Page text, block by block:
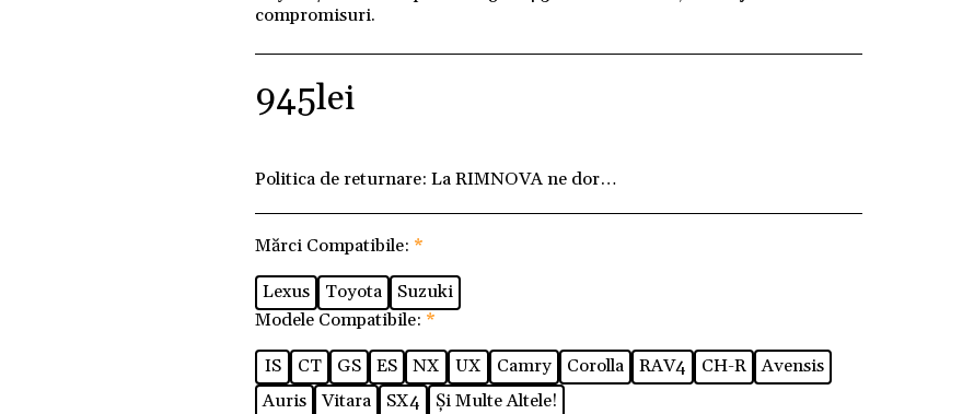
compromisuri.
945lei
Politica de returnare: La RIMNOVA ne dorim ca fiecare client să fie pe
Mărci Compatibile: *
Lexus
Toyota
Suzuki
Modele Compatibile: *
IS
CT GS ES NX UX Camry Corolla RAV4 CH-R
Avensis
Auris
Vitara SX4
Și Multe Altele!